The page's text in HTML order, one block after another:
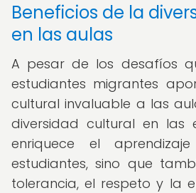
Beneficios de la
en las aulas
A pesar de los desafíos
estudiantes migrantes
cultural invaluable a las
diversidad cultural en las
enriquece el
estudiantes, sino que
tolerancia, el respeto y la